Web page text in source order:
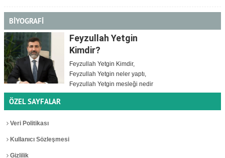
BİYOGRAFİ
Feyzullah Yetgin
Kimdir?
Feyzullah Yetgin Kimdir,
Feyzullah Yetgin neler yaptı,
Feyzullah Yetgin mesleği nedir
ÖZEL SAYFALAR
Veri Politikası
Kullanıcı Sözleşmesi
Gizlilik